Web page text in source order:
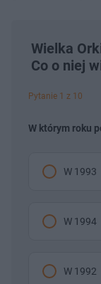
Wielka
Co o niej
Pytanie 1 z 10
W którym roku
W 1993
W 1994
W 1992